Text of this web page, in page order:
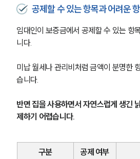
공제할 수 있는 항목과 어려운
임대인이 보증금에서 공제할 수 있는 항
니다.
미납 월세나 관리비처럼 금액이 분명한
습니다.
반면 집을 사용하면서 자연스럽게 생긴
제하기 어렵습니다.
구분 공제 여부